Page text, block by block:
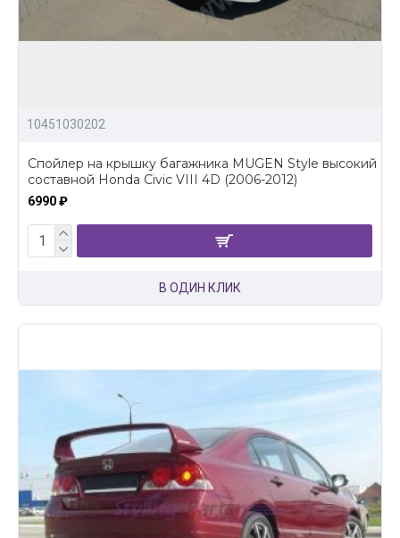
10451030202
Спойлер на крышку багажника MUGEN Style высокий
составной Honda Civic VIII 4D (2006-2012)
6990 ₽
В ОДИН КЛИК